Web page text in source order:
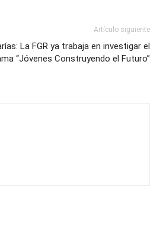
Artículo siguiente
La FGR ya trabaja en investigar el
“Jóvenes Construyendo el Futuro”